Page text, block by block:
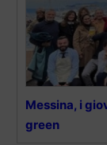
Messina, i
green